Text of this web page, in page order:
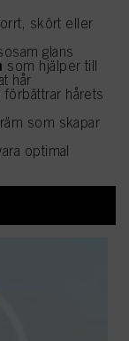
skört eller
glans
som hjälper till
hår
förbättrar hårets
som skapar
optimal